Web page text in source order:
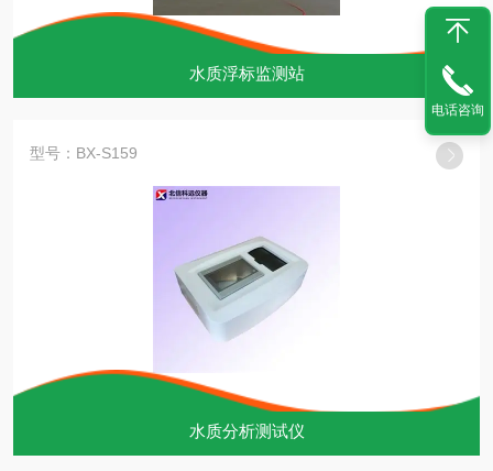
水质浮标监测站
型号：BX-S159
水质分析测试仪
电话咨询